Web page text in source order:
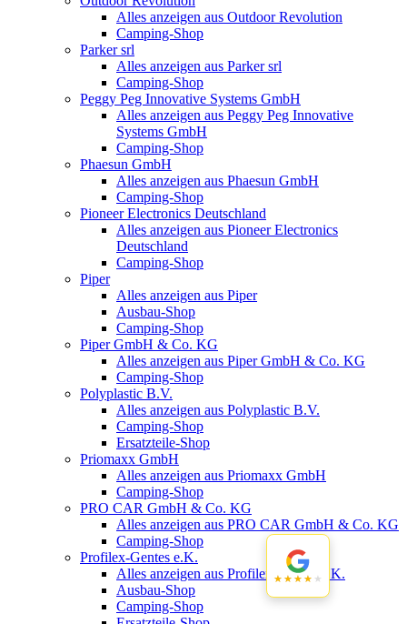
Alles anzeigen aus Outdoor Revolution
Camping-Shop
Parker srl
Alles anzeigen aus Parker srl
Camping-Shop
Peggy Peg Innovative Systems GmbH
Alles anzeigen aus Peggy Peg Innovative
Systems GmbH
Camping-Shop
Phaesun GmbH
Alles anzeigen aus Phaesun GmbH
Camping-Shop
Pioneer Electronics Deutschland
Alles anzeigen aus Pioneer Electronics
Deutschland
Camping-Shop
Piper
Alles anzeigen aus Piper
Ausbau-Shop
Camping-Shop
Piper GmbH & Co. KG
Alles anzeigen aus Piper GmbH & Co. KG
Camping-Shop
Polyplastic B.V.
Alles anzeigen aus Polyplastic B.V.
Camping-Shop
Ersatzteile-Shop
Priomaxx GmbH
Alles anzeigen aus Priomaxx GmbH
Camping-Shop
PRO CAR GmbH & Co. KG
Alles anzeigen aus PRO CAR GmbH & Co. KG
Camping-Shop
Profilex-Gentes e.K.
Alles anzeigen aus Profilex-Gentes e.K.
Ausbau-Shop
Camping-Shop
★★★★★
★★★★★